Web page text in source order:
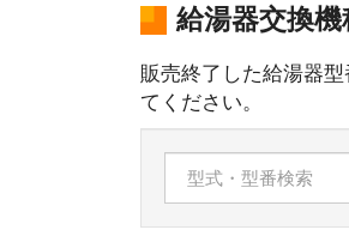
給湯器交換
販売終了した給湯器
てください。